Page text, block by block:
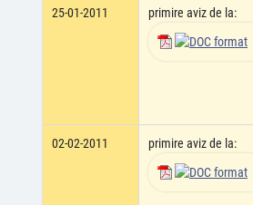
25-01-2011
primire aviz de la:
02-02-2011
primire aviz de la: